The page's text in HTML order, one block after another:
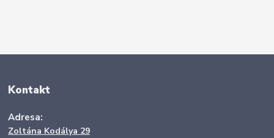
Kontakt
Adresa:
Zoltána Kodálya 29